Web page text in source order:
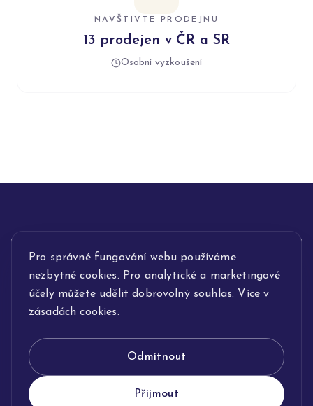
Pro správné fungování webu používáme
nezbytné cookies. Pro analytické a marketingové
účely můžete udělit dobrovolný souhlas. Více v
zásadách cookies.
Odmítnout
Přijmout
NAVŠTIVTE PRODEJNU
13 prodejen v ČR a SR
Osobní vyzkoušení
INFORMACE
POPIS SLUŽEB
KLENOTNICTVÍ JOLLEO